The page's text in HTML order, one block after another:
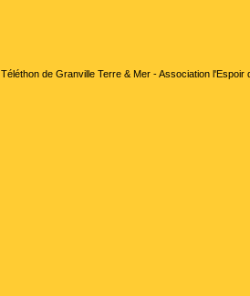
Téléthon de Granville Terre & Mer - Association l'Espoir